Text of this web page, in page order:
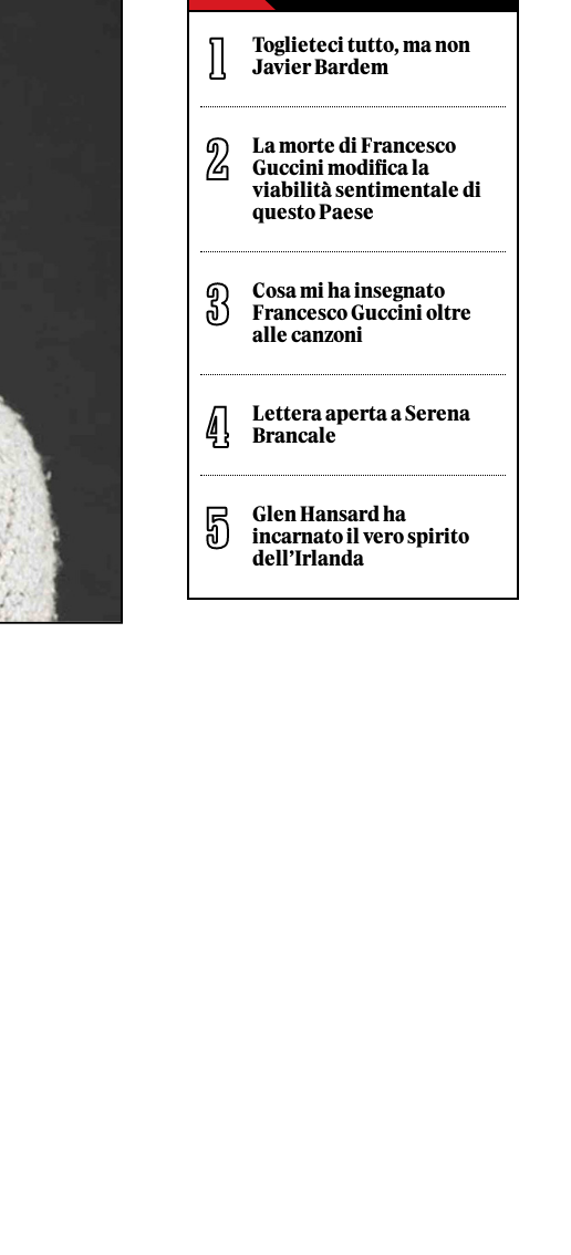
Toglieteci tutto, ma non
Javier Bardem
La morte di Francesco
Guccini modifica la
viabilità sentimentale di
questo Paese
Cosa mi ha insegnato
Francesco Guccini oltre
alle canzoni
Lettera aperta a Serena
Brancale
Glen Hansard ha
incarnato il vero spirito
dell’Irlanda